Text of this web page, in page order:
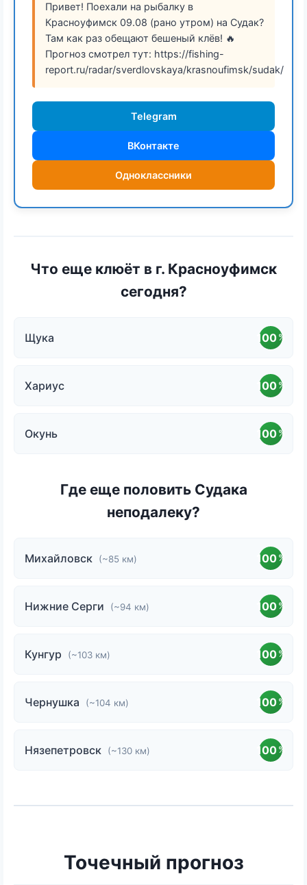
Привет! Поехали на рыбалку в
Красноуфимск 09.08 (рано утром) на Судак?
Там как раз обещают бешеный клёв! 🔥
Прогноз смотрел тут: https://fishing-
report.ru/radar/sverdlovskaya/krasnoufimsk/sudak/
Telegram
ВКонтакте
Одноклассники
Что еще клюёт в г. Красноуфимск
сегодня?
Щука 100 %
Хариус 100 %
Окунь 100 %
Где еще половить Судака
неподалеку?
Михайловск (~85 км) 100 %
Нижние Серги (~94 км) 100 %
Кунгур (~103 км) 100 %
Чернушка (~104 км) 100 %
Нязепетровск (~130 км) 100 %
Точечный прогноз